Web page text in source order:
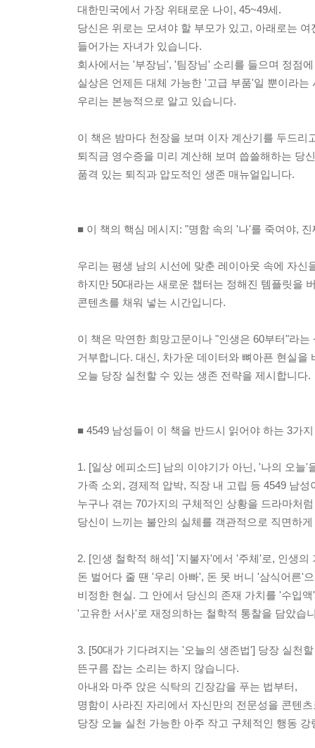
대한민국에서 가장 위태로운 나이, 45~49세.
당신은 위로는 모셔야 할 부모가 있고, 아래로는 여
들어가는 자녀가 있습니다.
회사에서는 '부장님', '팀장님' 소리를 들으며 정점
실상은 언제든 대체 가능한 '고급 부품'일 뿐이라는
우리는 본능적으로 알고 있습니다.
이 책은 밤마다 천장을 보며 이자 계산기를 두드리
퇴직금 영수증을 미리 계산해 보며 씁쓸해하는 당
품격 있는 퇴직과 압도적인 생존 매뉴얼입니다.
■ 이 책의 핵심 메시지: "명함 속의 '나'를 죽여야,
우리는 평생 남의 시선에 맞춘 레이아웃 속에 자신
하지만 50대라는 새로운 챕터는 정해진 템플릿을
콘텐츠를 채워 넣는 시간입니다.
이 책은 막연한 희망고문이나 "인생은 60부터"라는
거부합니다. 대신, 차가운 데이터와 뼈아픈 현실을
오늘 당장 실천할 수 있는 생존 전략을 제시합니다.
■ 4549 남성들이 이 책을 반드시 읽어야 하는 3가
1. [일상 에피소드] 남의 이야기가 아닌, '나의 오늘'
가족 소외, 경제적 압박, 직장 내 고립 등 4549 남성
누구나 겪는 70가지의 구체적인 상황을 드라마처
당신이 느끼는 불안의 실체를 객관적으로 직면하
2. [인생 철학적 해석] '지불자'에서 '주체'로, 인생의
돈 벌어다 줄 땐 '우리 아빠', 돈 못 버니 '삼식어른'
비정한 현실. 그 안에서 당신의 존재 가치를 '수입
'고유한 서사'로 재정의하는 철학적 통찰을 담았습
3. [50대가 기다려지는 '오늘의 생존법'] 당장 실천
뜬구름 잡는 소리는 하지 않습니다.
아내와 마주 앉은 식탁의 긴장감을 푸는 법부터,
명함이 사라진 자리에서 자신만의 전문성을 콘텐
당장 오늘 실천 가능한 아주 작고 구체적인 행동 강